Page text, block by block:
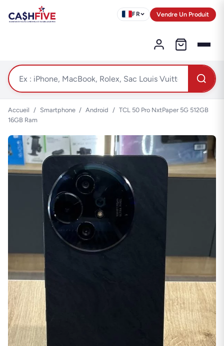
FR Vendre Un Produit
Accueil / Smartphone / Android / TCL 50 Pro NxtPaper 5G 512GB
16GB Ram